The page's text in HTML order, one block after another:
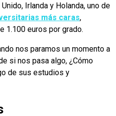
Irlanda y Holanda, uno de
más caras,
1.100 euros por grado.
nos paramos un momento a
si nos pasa algo, ¿Cómo
de sus estudios y